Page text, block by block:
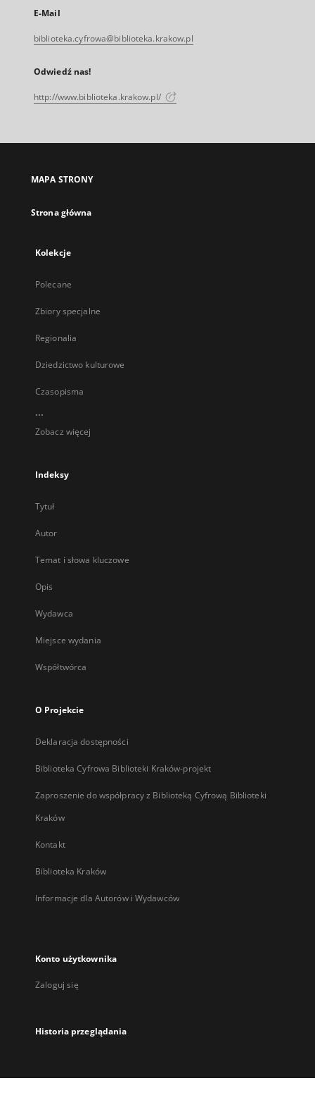
E-Mail
biblioteka.cyfrowa@biblioteka.krakow.pl
Odwiedź nas!
http://www.biblioteka.krakow.pl/
MAPA STRONY
Strona główna
Kolekcje
Polecane
Zbiory specjalne
Regionalia
Dziedzictwo kulturowe
Czasopisma
...
Zobacz więcej
Indeksy
Tytuł
Autor
Temat i słowa kluczowe
Opis
Wydawca
Miejsce wydania
Współtwórca
O Projekcie
Deklaracja dostępności
Biblioteka Cyfrowa Biblioteki Kraków-projekt
Zaproszenie do współpracy z Biblioteką Cyfrową Biblioteki
Kraków
Kontakt
Biblioteka Kraków
Informacje dla Autorów i Wydawców
Konto użytkownika
Zaloguj się
Historia przeglądania